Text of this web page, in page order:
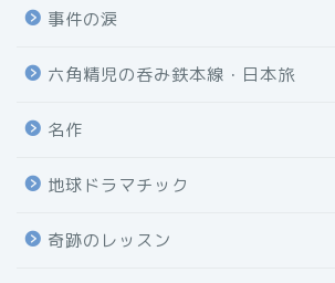
事件の涙
六角精児の呑み鉄本線・日本旅
名作
地球ドラマチック
奇跡のレッスン